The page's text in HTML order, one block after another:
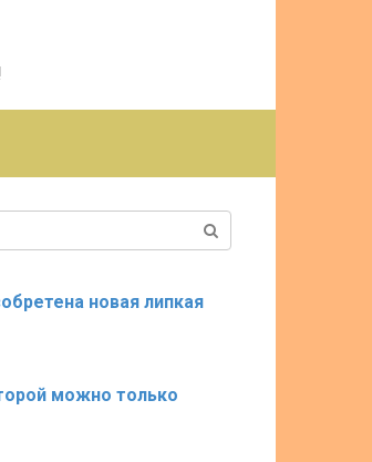
новая липкая
можно только